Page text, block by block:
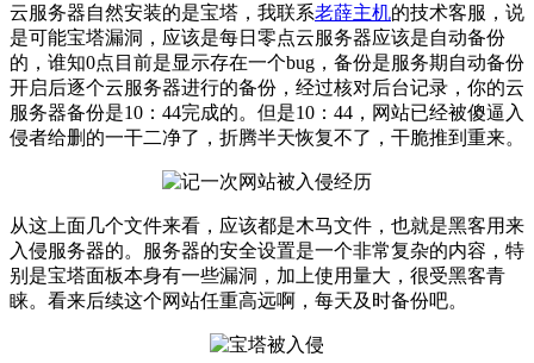
云服务器自然安装的是宝塔，我联系老薛主机的技术客服，说
是可能宝塔漏洞，应该是每日零点云服务器应该是自动备份
的，谁知0点目前是显示存在一个bug，备份是服务期自动备份
开启后逐个云服务器进行的备份，经过核对后台记录，你的云
服务器备份是10：44完成的。但是10：44，网站已经被傻逼入
侵者给删的一干二净了，折腾半天恢复不了，干脆推到重来。
从这上面几个文件来看，应该都是木马文件，也就是黑客用来
入侵服务器的。服务器的安全设置是一个非常复杂的内容，特
别是宝塔面板本身有一些漏洞，加上使用量大，很受黑客青
睐。看来后续这个网站任重高远啊，每天及时备份吧。